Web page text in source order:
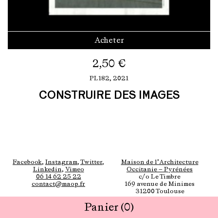
Acheter
2,50 €
PL182, 2021
CONSTRUIRE DES IMAGES
Panier (0)
Facebook, Instagram, Twitter,
Linkedin, Vimeo
Maison de l’Architecture
Occitanie — Pyrénées
06 14 62 25 22
contact@maop.fr
c/o Le Timbre
169 avenue de Minimes
31200 Toulouse